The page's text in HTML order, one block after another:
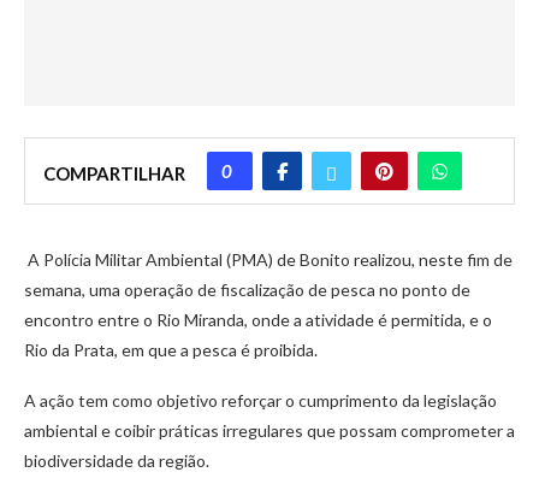
COMPARTILHAR 0
A Polícia Militar Ambiental (PMA) de Bonito realizou, neste fim de
semana, uma operação de fiscalização de pesca no ponto de
encontro entre o Rio Miranda, onde a atividade é permitida, e o
Rio da Prata, em que a pesca é proibida.
A ação tem como objetivo reforçar o cumprimento da legislação
ambiental e coibir práticas irregulares que possam comprometer a
biodiversidade da região.